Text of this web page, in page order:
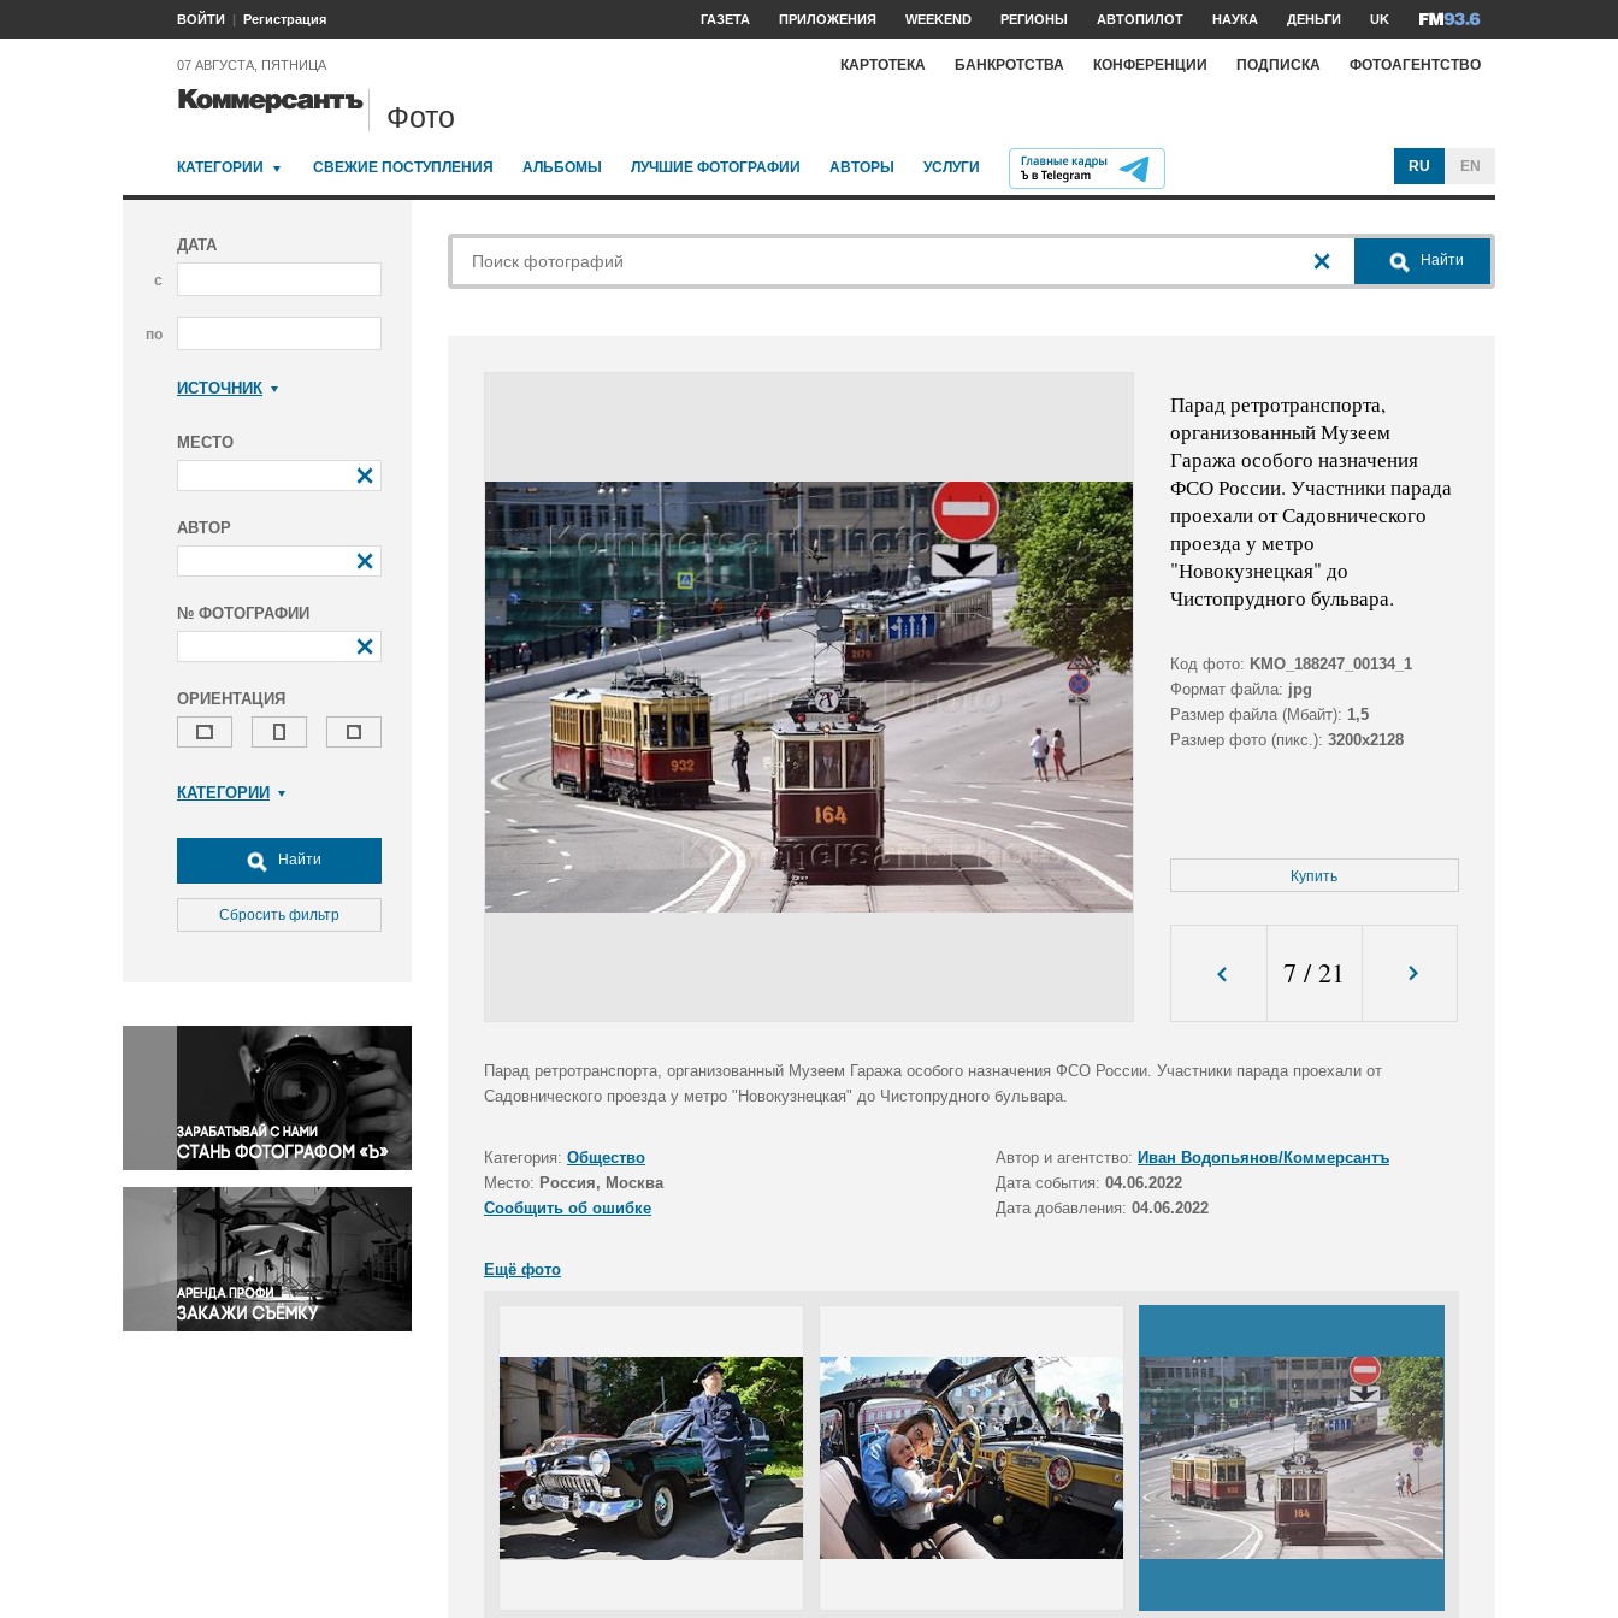
ВОЙТИ Регистрация ГАЗЕТА ПРИЛОЖЕНИЯ WEEKEND РЕГИОНЫ АВТОПИЛОТ НАУКА ДЕНЬГИ UK
07 АВГУСТА, ПЯТНИЦА КАРТОТЕКА БАНКРОТСТВА КОНФЕРЕНЦИИ ПОДПИСКА ФОТОАГЕНТСТВО
Фото
КАТЕГОРИИ СВЕЖИЕ ПОСТУПЛЕНИЯ АЛЬБОМЫ ЛУЧШИЕ ФОТОГРАФИИ АВТОРЫ УСЛУГИ RU EN
ДАТА
с
по
ИСТОЧНИК
МЕСТО
АВТОР
№ ФОТОГРАФИИ
ОРИЕНТАЦИЯ
КАТЕГОРИИ
Досуг, туризм и отдых
Культура
Медицина
Окружающая среда
Политика
Правосудие
Происшествия и конфликты
Религия
Светская жизнь
Спорт
Экология
Экономика и бизнес
Найти
Сбросить фильтр
Найти
Парад ретротранспорта,
организованный Музеем
Гаража особого назначения
ФСО России. Участники парада
проехали от Садовнического
проезда у метро
"Новокузнецкая" до
Чистопрудного бульвара.
Код фото: KMO_188247_00134_1
Формат файла: jpg
Размер файла (Мбайт): 1,5
Размер фото (пикс.): 3200x2128
Купить
7 /21
Парад ретротранспорта, организованный Музеем Гаража особого назначения ФСО России. Участники парада проехали от
Садовнического проезда у метро "Новокузнецкая" до Чистопрудного бульвара.
Категория: Общество Автор и агентство: Иван Водопьянов/Коммерсантъ
Место: Россия, Москва Дата события: 04.06.2022
Сообщить об ошибке
Дата добавления: 04.06.2022
Ещё фото